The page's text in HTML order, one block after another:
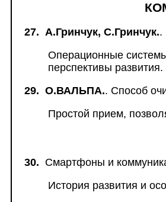
27. А.Гринчук, С.Гринчук..
Операционные
перспективы
29. О.ВАЛЬПА.. Способ
Простой прием,
30. Смартфоны и
История развития и